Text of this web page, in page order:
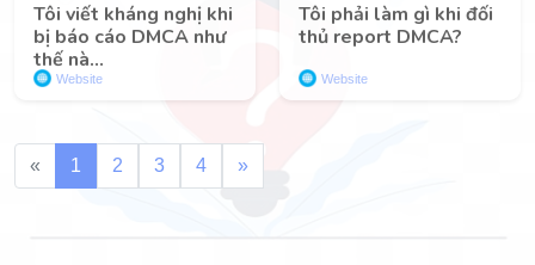
Tôi viết kháng nghị khi
bị báo cáo DMCA như
thế nà...
Website
Tôi phải làm gì khi đối
thủ report DMCA?
Website
« 1 2 3 4 »